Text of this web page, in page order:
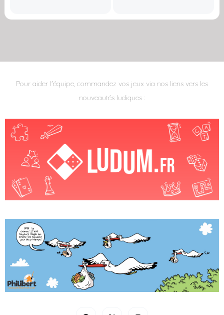
Pour aider l'équipe, commandez vos jeux via nos liens vers les
nouveautés ludiques :